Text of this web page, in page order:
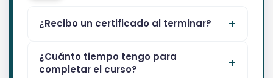
¿Recibo un certificado al terminar?
¿Cuánto tiempo tengo para
completar el curso?